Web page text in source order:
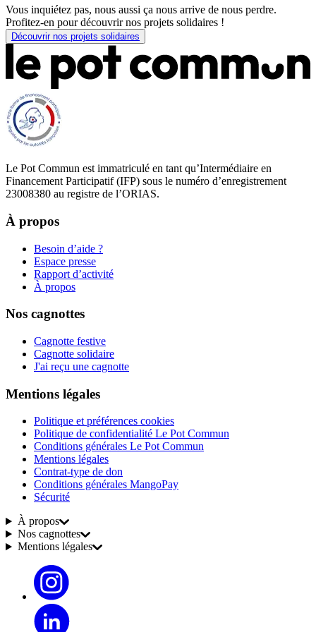
Vous inquiétez pas, nous aussi ça nous arrive de nous perdre.
Profitez-en pour découvrir nos projets solidaires !
Découvrir nos projets solidaires
Le Pot Commun est immatriculé en tant qu’Intermédiaire en
Financement Participatif (IFP) sous le numéro d’enregistrement
23008380 au registre de l’ORIAS.
À propos
Besoin d’aide ?
Espace presse
Rapport d’activité
À propos
Nos cagnottes
Cagnotte festive
Cagnotte solidaire
J'ai reçu une cagnotte
Mentions légales
Politique et préférences cookies
Politique de confidentialité Le Pot Commun
Conditions générales Le Pot Commun
Mentions légales
Contrat-type de don
Conditions générales MangoPay
Sécurité
À propos
Nos cagnottes
Mentions légales